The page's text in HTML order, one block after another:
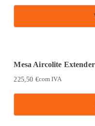
The
chosen
page
Mesa Aircolite Extender
225,50 €com IVA